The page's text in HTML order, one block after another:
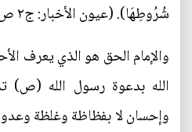
شُرُوطِهَا). (عيون الأخبار: ج۲ ص۱۳۵)
والإمام الحق هو الذي يعرف
الله بدعوة رسول الله (ص)
وإحسان لا بفظاظة وغلظة